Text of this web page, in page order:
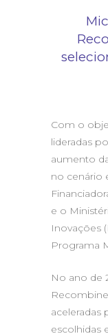
Com o
lideradas
aumento
no cenário
e o
Inovações
Programa
No ano de
aceleradas
escolhidas